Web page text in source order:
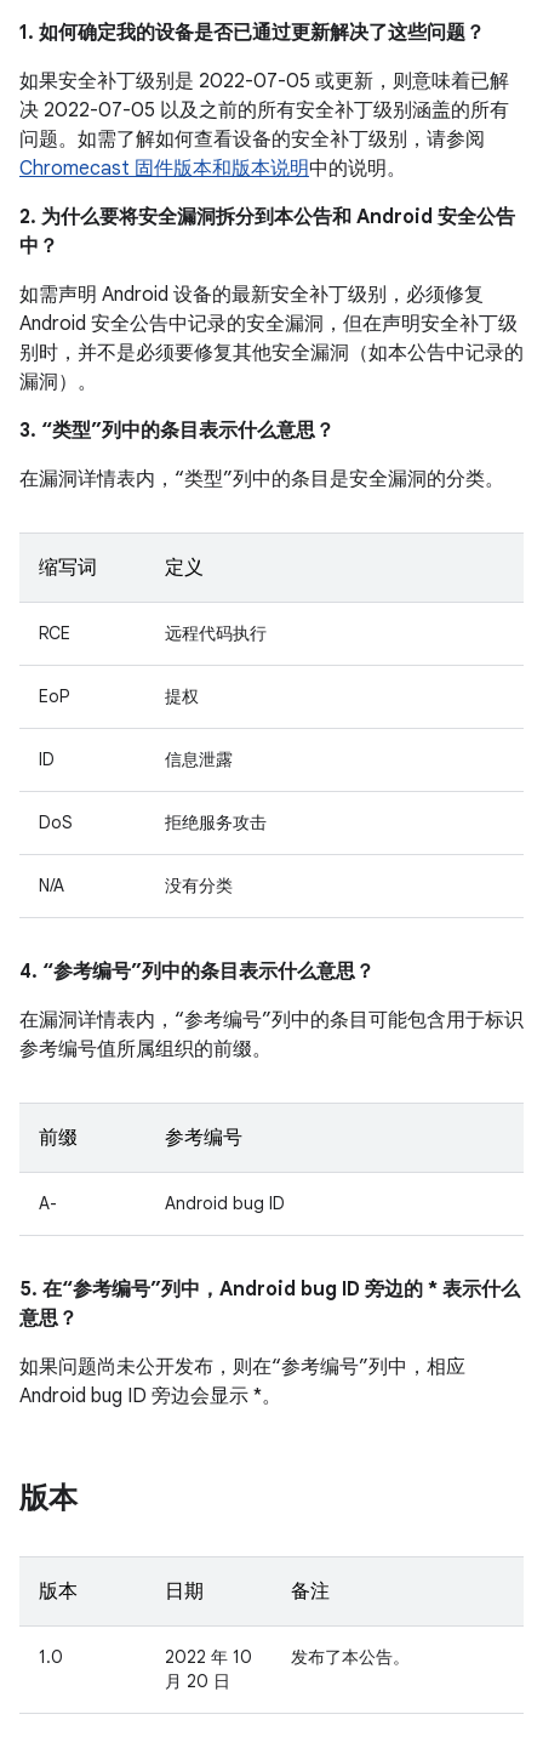
1. 如何确定我的设备是否已通过更新解决了这些问题？
如果安全补丁级别是 2022-07-05 或更新，则意味着已解
决 2022-07-05 以及之前的所有安全补丁级别涵盖的所有
问题。如需了解如何查看设备的安全补丁级别，请参阅
Chromecast 固件版本和版本说明中的说明。
2. 为什么要将安全漏洞拆分到本公告和 Android 安全公告
中？
如需声明 Android 设备的最新安全补丁级别，必须修复
Android 安全公告中记录的安全漏洞，但在声明安全补丁级
别时，并不是必须要修复其他安全漏洞（如本公告中记录的
漏洞）。
3. “类型”列中的条目表示什么意思？
在漏洞详情表内，“类型”列中的条目是安全漏洞的分类。
缩写词 定义
RCE 远程代码执行
EoP 提权
ID 信息泄露
DoS 拒绝服务攻击
N/A 没有分类
4. “参考编号”列中的条目表示什么意思？
在漏洞详情表内，“参考编号”列中的条目可能包含用于标识
参考编号值所属组织的前缀。
前缀 参考编号
A- Android bug ID
5. 在“参考编号”列中，Android bug ID 旁边的 * 表示什么
意思？
如果问题尚未公开发布，则在“参考编号”列中，相应
Android bug ID 旁边会显示 *。
版本
版本 日期 备注
1.0
2022 年 10
月 20 日
发布了本公告。